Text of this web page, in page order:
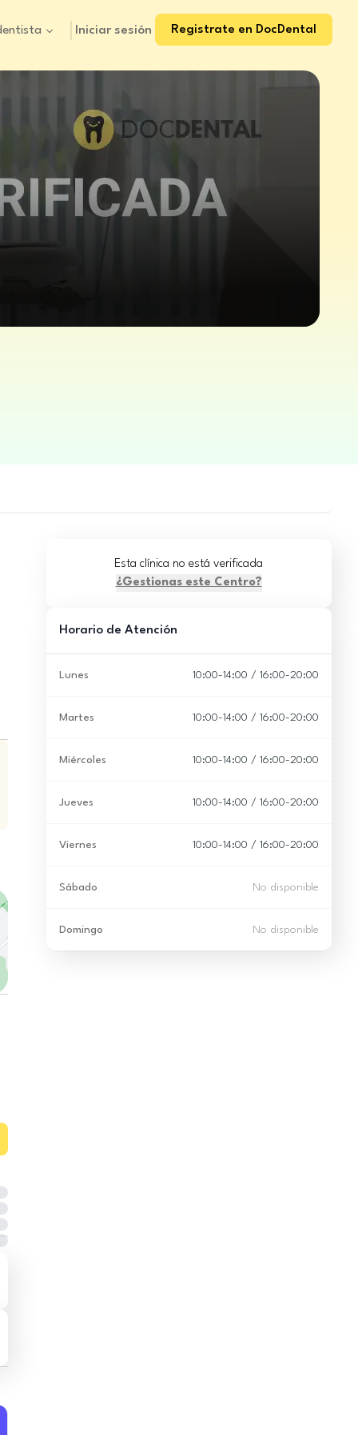
Iniciar sesión Registrate en DocDental
Esta clínica no está verificada
¿Gestionas este Centro?
Horario de Atención
Lunes 10:00-14:00 / 16:00-20:00
Martes 10:00-14:00 / 16:00-20:00
Miércoles 10:00-14:00 / 16:00-20:00
Jueves 10:00-14:00 / 16:00-20:00
Viernes 10:00-14:00 / 16:00-20:00
Sábado No disponible
Domingo No disponible